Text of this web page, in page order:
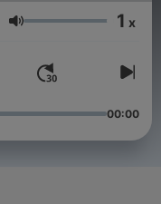
Volumen 1 x
00:00